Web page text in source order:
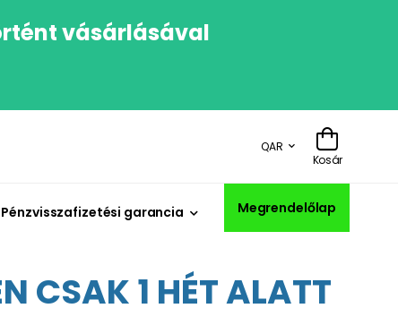
vásárlásával
QAR
Kosár
Pénzvisszafizetési garancia Megrendelőlap
CSAK 1 HÉT ALATT